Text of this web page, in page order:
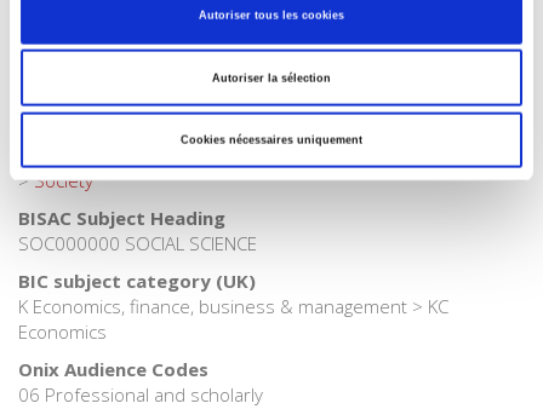
Autoriser tous les cookies
Autoriser la sélection
Cookies nécessaires uniquement
>Political Economics>International Economy
>Political Economics
>Society
BISAC Subject Heading
SOC000000 SOCIAL SCIENCE
BIC subject category (UK)
K Economics, finance, business & management > KC
Economics
Onix Audience Codes
06 Professional and scholarly